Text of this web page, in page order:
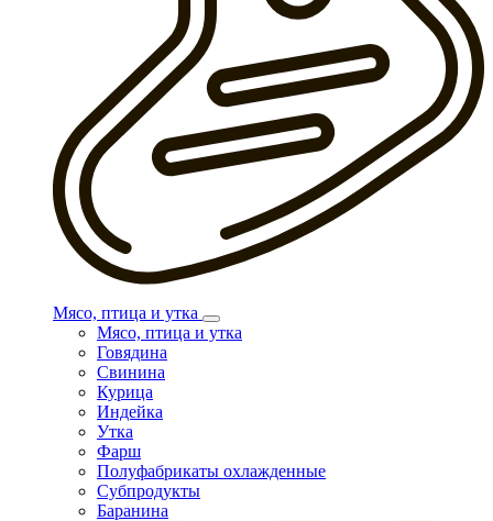
Мясо, птица и утка
Мясо, птица и утка
Говядина
Свинина
Курица
Индейка
Утка
Фарш
Полуфабрикаты охлажденные
Субпродукты
Баранина